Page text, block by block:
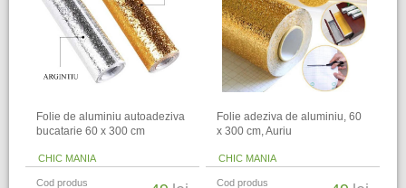
Folie de aluminiu autoadeziva
bucatarie 60 x 300 cm
CHIC MANIA
Cod produs
Folie adeziva de aluminiu, 60
x 300 cm, Auriu
CHIC MANIA
Cod produs